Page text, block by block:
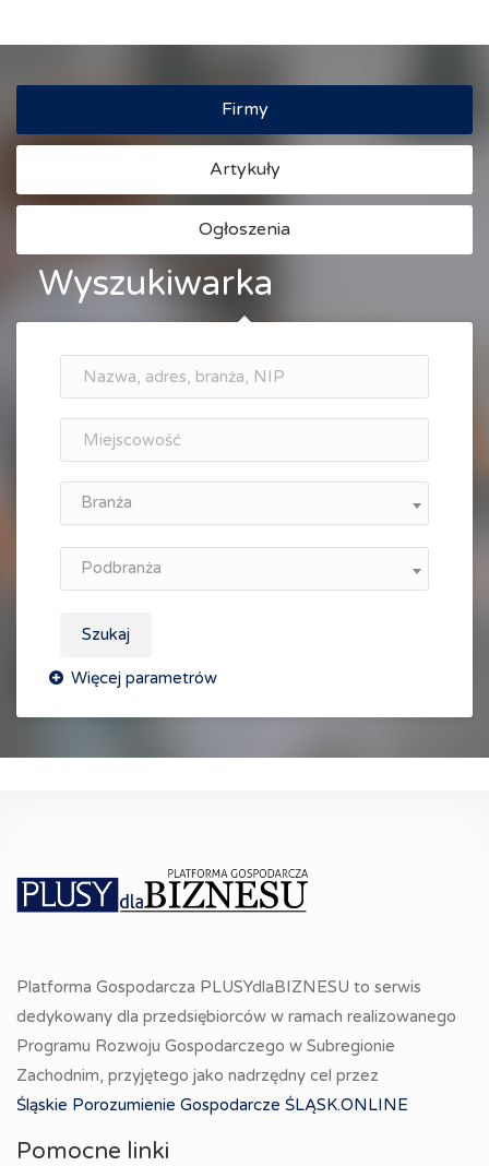
Firmy
Artykuły
Ogłoszenia
Wyszukiwarka
Branża
Podbranża
Szukaj
Platforma Gospodarcza PLUSYdlaBIZNESU to serwis
dedykowany dla przedsiębiorców w ramach realizowanego
Programu Rozwoju Gospodarczego w Subregionie
Zachodnim, przyjętego jako nadrzędny cel przez
Śląskie Porozumienie Gospodarcze ŚLĄSK.ONLINE
Pomocne linki